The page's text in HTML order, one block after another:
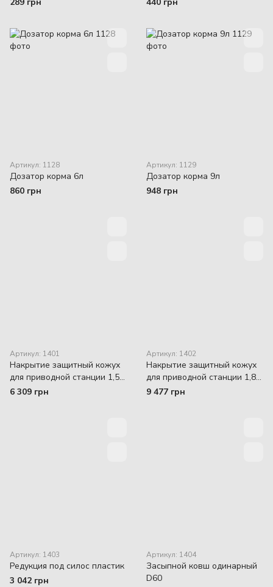
Артикул: 1128
Дозатор корма 6л
860 грн
Артикул: 1129
Дозатор корма 9л
948 грн
Артикул: 1401
Накрытие защитный кожух
для приводной станции 1,5
кВт Lega
6 309 грн
Артикул: 1402
Накрытие защитный кожух
для приводной станции 1,85
кВт Super
9 477 грн
Артикул: 1403
Редукция под силос пластик
3 042 грн
Артикул: 1404
Засыпной ковш одинарный
D60